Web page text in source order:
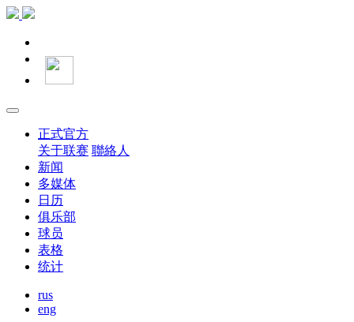
正式官方
关于联赛 聯絡人
新闻
多媒体
日历
俱乐部
球员
表格
统计
rus
eng